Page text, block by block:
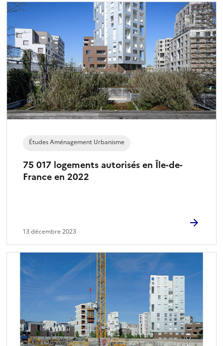
75 017 logements autorisés en Île-de-
France en 2022
Études Aménagement Urbanisme
13 décembre 2023